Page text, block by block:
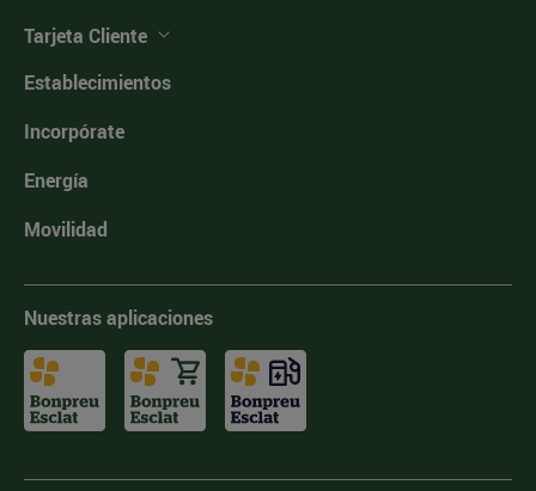
Tarjeta Cliente
Establecimientos
Incorpórate
Energía
Movilidad
Nuestras aplicaciones